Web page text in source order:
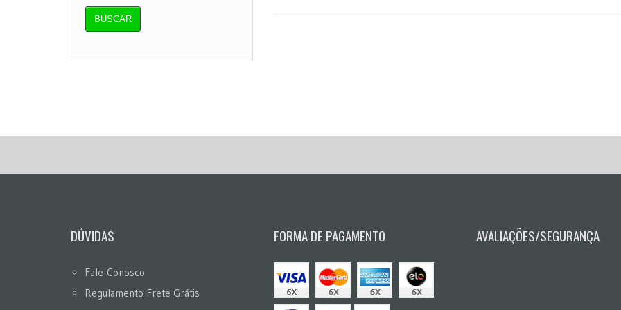
DÚVIDAS
Fale-Conosco
Regulamento Frete Grátis
FORMA DE PAGAMENTO AVALIAÇÕES/SEGURANÇA